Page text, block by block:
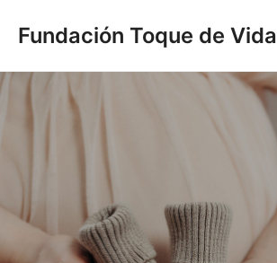
Fundación Toque de Vida